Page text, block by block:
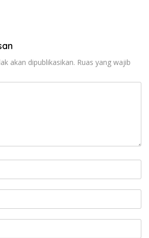
akan dipublikasikan. Ruas yang wajib